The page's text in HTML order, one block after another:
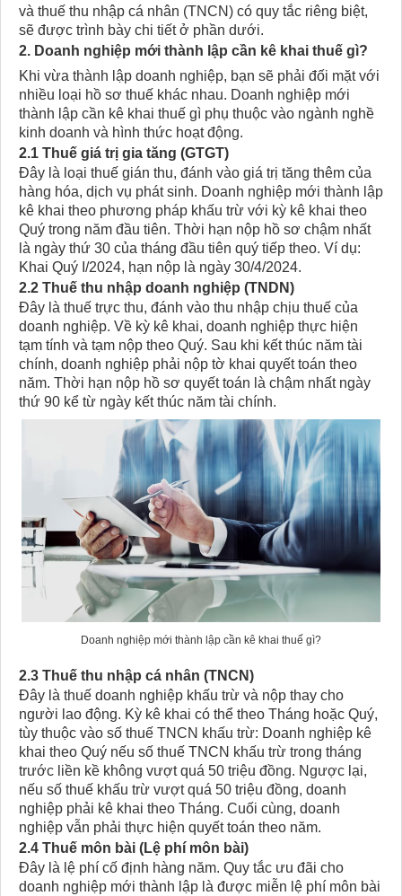
và thuế thu nhập cá nhân (TNCN) có quy tắc riêng biệt,
sẽ được trình bày chi tiết ở phần dưới.
2. Doanh nghiệp mới thành lập cần kê khai thuế gì?
Khi vừa thành lập doanh nghiệp, bạn sẽ phải đối mặt với
nhiều loại hồ sơ thuế khác nhau. Doanh nghiệp mới
thành lập cần kê khai thuế gì phụ thuộc vào ngành nghề
kinh doanh và hình thức hoạt động.
2.1 Thuế giá trị gia tăng (GTGT)
Đây là loại thuế gián thu, đánh vào giá trị tăng thêm của
hàng hóa, dịch vụ phát sinh. Doanh nghiệp mới thành lập
kê khai theo phương pháp khấu trừ với kỳ kê khai theo
Quý trong năm đầu tiên. Thời hạn nộp hồ sơ chậm nhất
là ngày thứ 30 của tháng đầu tiên quý tiếp theo. Ví dụ:
Khai Quý I/2024, hạn nộp là ngày 30/4/2024.
2.2 Thuế thu nhập doanh nghiệp (TNDN)
Đây là thuế trực thu, đánh vào thu nhập chịu thuế của
doanh nghiệp. Về kỳ kê khai, doanh nghiệp thực hiện
tạm tính và tạm nộp theo Quý. Sau khi kết thúc năm tài
chính, doanh nghiệp phải nộp tờ khai quyết toán theo
năm. Thời hạn nộp hồ sơ quyết toán là chậm nhất ngày
thứ 90 kể từ ngày kết thúc năm tài chính.
Doanh nghiệp mới thành lập cần kê khai thuế gì?
2.3 Thuế thu nhập cá nhân (TNCN)
Đây là thuế doanh nghiệp khấu trừ và nộp thay cho
người lao động. Kỳ kê khai có thể theo Tháng hoặc Quý,
tùy thuộc vào số thuế TNCN khấu trừ: Doanh nghiệp kê
khai theo Quý nếu số thuế TNCN khấu trừ trong tháng
trước liền kề không vượt quá 50 triệu đồng. Ngược lại,
nếu số thuế khấu trừ vượt quá 50 triệu đồng, doanh
nghiệp phải kê khai theo Tháng. Cuối cùng, doanh
nghiệp vẫn phải thực hiện quyết toán theo năm.
2.4 Thuế môn bài (Lệ phí môn bài)
Đây là lệ phí cố định hàng năm. Quy tắc ưu đãi cho
doanh nghiệp mới thành lập là được miễn lệ phí môn bài